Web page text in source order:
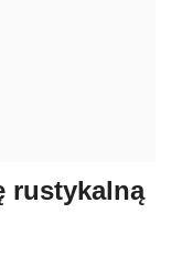
rustykalną